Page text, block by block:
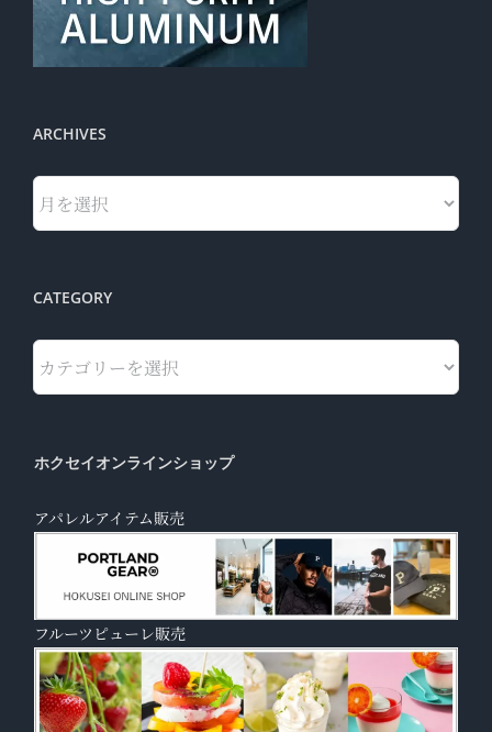
ARCHIVES
Archives
CATEGORY
Category
ホクセイオンラインショップ
アパレルアイテム販売
フルーツピューレ販売